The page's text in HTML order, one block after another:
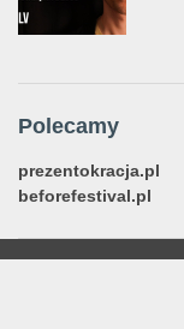
Polecamy
prezentokracja.pl
beforefestival.pl